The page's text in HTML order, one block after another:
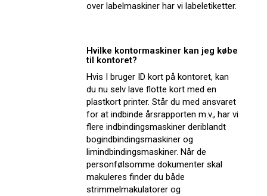
over labelmaskiner har vi labeletiketter.
Hvilke kontormaskiner kan jeg købe
til kontoret?
Hvis I bruger ID kort på kontoret, kan
du nu selv lave flotte kort med en
plastkort printer. Står du med ansvaret
for at indbinde årsrapporten m.v., har vi
flere indbindingsmaskiner deriblandt
bogindbindingsmaskiner og
limindbindingsmaskiner. Når de
personfølsomme dokumenter skal
makuleres finder du både
strimmelmakulatorer og